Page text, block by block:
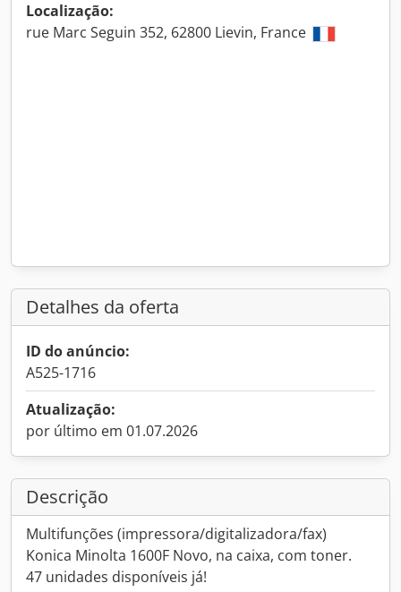
Localização:
rue Marc Seguin 352, 62800 Lievin, France
Detalhes da oferta
ID do anúncio:
A525-1716
Atualização:
por último em 01.07.2026
Descrição
Multifunções (impressora/digitalizadora/fax)
Konica Minolta 1600F Novo, na caixa, com toner.
47 unidades disponíveis já!